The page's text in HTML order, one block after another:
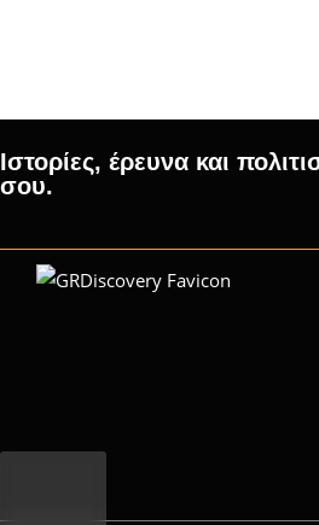
Ιστορίες, έρευνα και
σου.